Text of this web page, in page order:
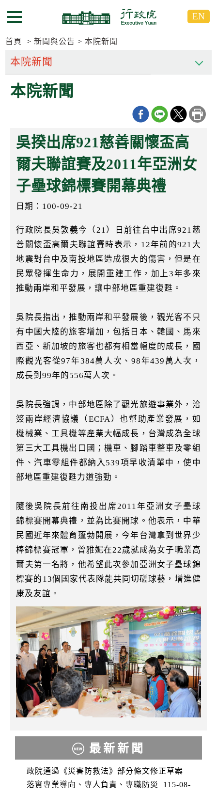
到
要
區
到
要
區
選單按鈕 EN
首頁 新聞與公告 本院新聞
本院新聞
吳揆出席921慈善關懷盃高
爾夫聯誼賽及2011年亞洲女
子壘球錦標賽開幕典禮
日期：100-09-21
行政院長吳敦義今（21）日前往台中出席921慈
善關懷盃高爾夫聯誼賽時表示，12年前的921大
地震對台中及南投地區造成很大的傷害，但是在
民眾發揮生命力，展開重建工作，加上3年多來
推動兩岸和平發展，讓中部地區重建復甦。
吳院長指出，推動兩岸和平發展後，觀光客不只
有中國大陸的旅客增加，包括日本、韓國、馬來
西亞、新加坡的旅客也都有相當幅度的成長，國
際觀光客從97年384萬人次、98年439萬人次，
成長到99年的556萬人次。
吳院長強調，中部地區除了觀光旅遊事業外，洽
簽兩岸經濟協議（ECFA）也幫助產業發展，如
機械業、工具機等產業大幅成長，台灣成為全球
第三大工具機出口國；機車、腳踏車整車及零組
件、汽車零組件都納入539項早收清單中，使中
部地區重建復甦力道強勁。
隨後吳院長前往南投出席2011年亞洲女子壘球
錦標賽開幕典禮，並為比賽開球。他表示，中華
民國近年來體育蓬勃開展，今年台灣拿到世界少
棒錦標賽冠軍，曾雅妮在22歲就成為女子職業高
爾夫第一名將，他希望此次參加亞洲女子壘球錦
標賽的13個國家代表隊能共同切磋球藝，增進健
康及友誼。
最新新聞
政院通過《災害防救法》部分條文修正草案
落實專業導向、專人負責、專職防災
115-08-